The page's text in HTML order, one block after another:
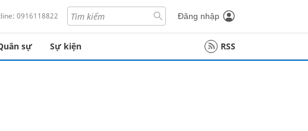
0916118822 Đăng nhập
sự Sự kiện RSS